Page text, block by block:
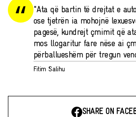
"Ata që bartin të drejtat e
ose tjetrën ia mohojnë
pagesë, kundrejt çmimit që
mos llogaritur fare nëse ai
përballueshëm për tregun
Fitim Salihu
SHARE ON